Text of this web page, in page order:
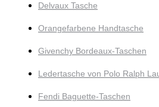
Delvaux Tasche
Orangefarbene Handtasche
Givenchy Bordeaux-Taschen
Ledertasche von Polo Ralph
Fendi Baguette-Taschen